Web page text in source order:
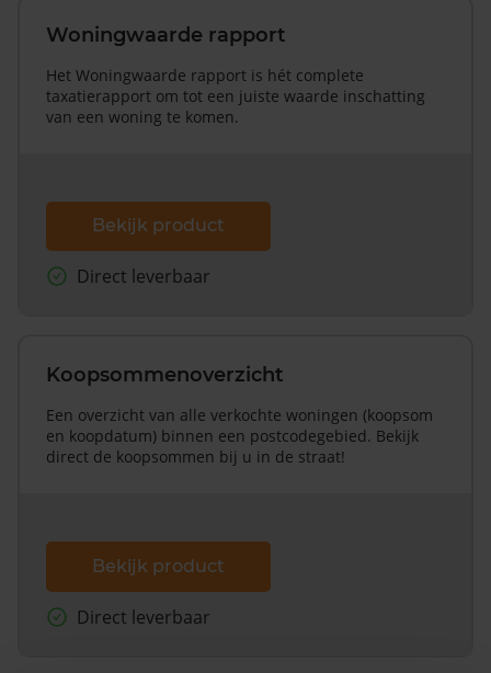
Woningwaarde rapport
Het Woningwaarde rapport is hét complete
taxatierapport om tot een juiste waarde inschatting
van een woning te komen.
Bekijk product
Direct leverbaar
Koopsommenoverzicht
Een overzicht van alle verkochte woningen (koopsom
en koopdatum) binnen een postcodegebied. Bekijk
direct de koopsommen bij u in de straat!
Bekijk product
Direct leverbaar